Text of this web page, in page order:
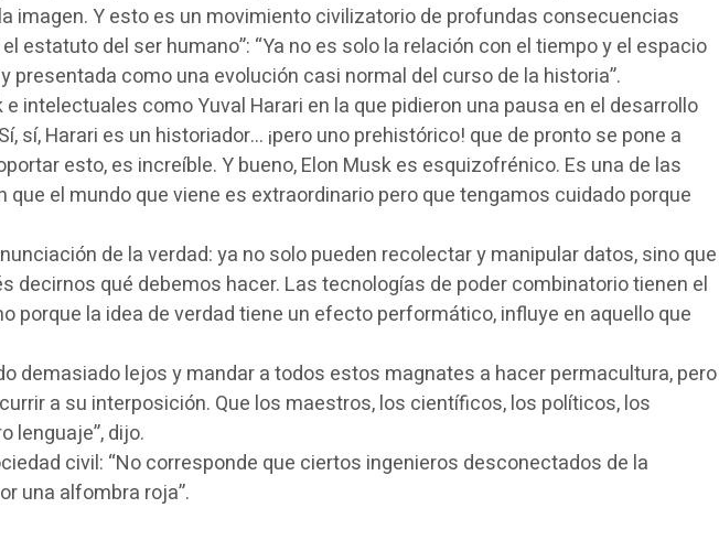
Y esto es un movimiento civilizatorio de profundas consecuencias
del ser humano”: “Ya no es solo la relación con el tiempo y el espacio
como una evolución casi normal del curso de la historia”.
como Yuval Harari en la que pidieron una pausa en el desarrollo
sí, Harari es un historiador… ¡pero uno prehistórico! que de pronto se pone a
esto, es increíble. Y bueno, Elon Musk es esquizofrénico. Es una de las
el mundo que viene es extraordinario pero que tengamos cuidado porque
de la verdad: ya no solo pueden recolectar y manipular datos, sino que
qué debemos hacer. Las tecnologías de poder combinatorio tienen el
la idea de verdad tiene un efecto performático, influye en aquello que
demasiado lejos y mandar a todos estos magnates a hacer permacultura, pero
a su interposición. Que los maestros, los científicos, los políticos, los
lenguaje”, dijo.
civil: “No corresponde que ciertos ingenieros desconectados de la
una alfombra roja”.